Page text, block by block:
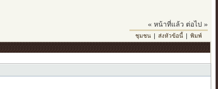
« หน้าที่แล้ว ต่อไป »
ชุมชน| ส่งหัวข้อนี้| พิมพ์